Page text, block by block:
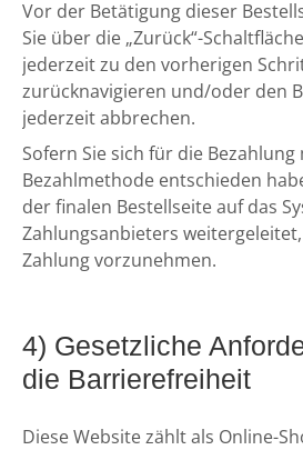
Vor der Betätigung dieser
Sie über die „Zurück“-
jederzeit zu den vorherigen
zurücknavigieren und/oder den
jederzeit abbrechen.
Sofern Sie sich für die
Bezahlmethode entschieden
der finalen Bestellseite auf das
Zahlungsanbieters
Zahlung vorzunehmen.
4) Gesetzliche
die Barrierefreiheit
Diese Website zählt als Online-